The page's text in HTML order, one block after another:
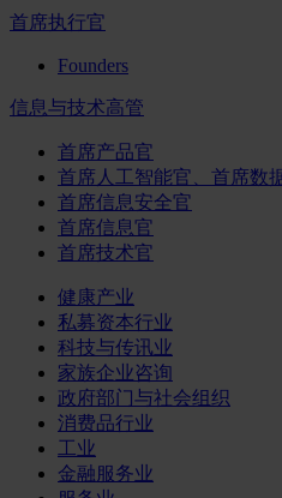
首席执行官
Founders
信息与技术高管
首席产品官
首席人工智能官、首席数
首席信息安全官
首席信息官
首席技术官
健康产业
私募资本行业
科技与传讯业
家族企业咨询
政府部门与社会组织
消费品行业
工业
金融服务业